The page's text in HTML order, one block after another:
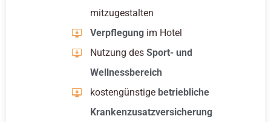
mitzugestalten
Verpflegung im Hotel
Nutzung desSport- und
Wellnessbereich
kostengünstigebetriebliche
Krankenzusatzversicherung